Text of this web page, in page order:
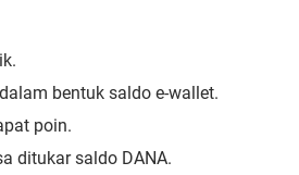
bentuk saldo e-wallet.
poin.
ditukar saldo DANA.